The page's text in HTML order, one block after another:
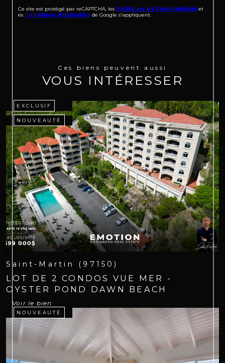
Ce site est protégé par reCAPTCHA, les Politiques de Confidentialité et
es Conditions d'utilisation de Google s'appliquent.
Ces biens peuvent aussi
VOUS INTÉRESSER
EXCLUSIF
NOUVEAUTÉ
Saint-Martin (97150)
LOT DE 2 CONDOS VUE MER -
OYSTER POND DAWN BEACH
Voir le bien
NOUVEAUTÉ